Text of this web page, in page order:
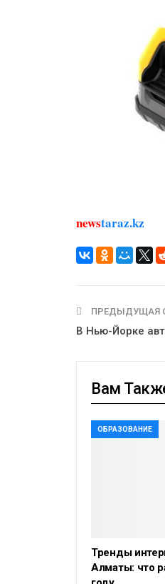
newstaraz.kz
ПРЕДЫДУЩАЯ
В Нью-Йорке
Вам
ОБРАЗОВАНИЕ
Тренды
Алматы: что